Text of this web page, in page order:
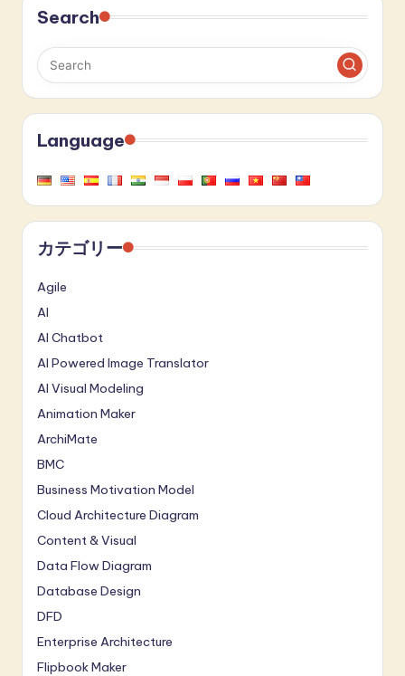
Search
Language
カテゴリー
Agile
AI
AI Chatbot
AI Powered Image Translator
AI Visual Modeling
Animation Maker
ArchiMate
BMC
Business Motivation Model
Cloud Architecture Diagram
Content & Visual
Data Flow Diagram
Database Design
DFD
Enterprise Architecture
Flipbook Maker